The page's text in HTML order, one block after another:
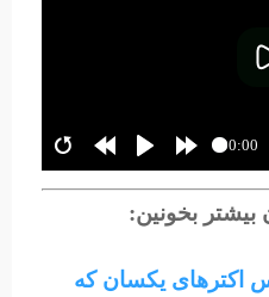
00:00
بیشتر بخونین:
اکترهای یکسان که